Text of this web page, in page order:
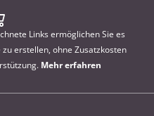
Links ermöglichen Sie es
erstellen, ohne Zusatzkosten
Mehr erfahren